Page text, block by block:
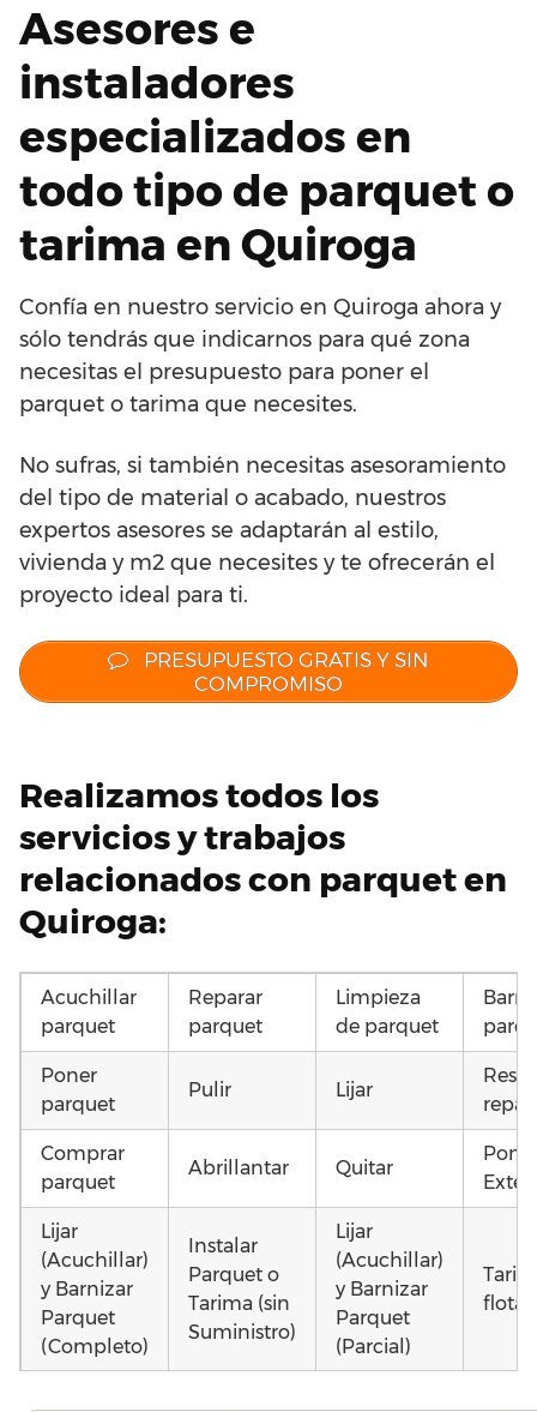
Asesores e
instaladores
especializados en
todo tipo de parquet o
tarima en Quiroga
Confía en nuestro servicio en Quiroga ahora y
sólo tendrás que indicarnos para qué zona
necesitas el presupuesto para poner el
parquet o tarima que necesites.
No sufras, si también necesitas asesoramiento
del tipo de material o acabado, nuestros
expertos asesores se adaptarán al estilo,
vivienda y m2 que necesites y te ofrecerán el
proyecto ideal para ti.
PRESUPUESTO GRATIS Y SIN
COMPROMISO
Realizamos todos los
servicios y trabajos
relacionados con parquet en
Quiroga:
Acuchillar
parquet
Reparar
parquet
Limpieza
de parquet
Poner
parquet
Pulir Lijar
Comprar
parquet
Abrillantar Quitar
Lijar
(Acuchillar)
y Barnizar
Parquet
(Completo)
Instalar
Parquet o
Tarima (sin
Suministro)
Lijar
(Acuchillar)
y Barnizar
Parquet
(Parcial)